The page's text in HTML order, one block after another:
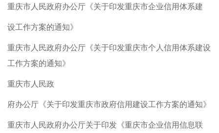
重庆市人民政府办公厅《关于印发重庆市企业信用体系建
设工作方案的通知》
重庆市人民政府办公厅《关于印发重庆市个人信用体系建设
工作方案的通知》
重庆市人民政
府办公厅《关于印发重庆市政府信用建设工作方案的通知》
重庆市人民政府办公厅关于印发《重庆市企业信用信息联